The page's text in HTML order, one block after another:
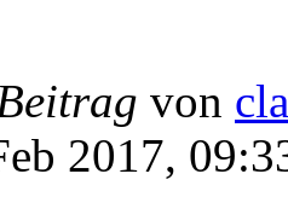
von
2017,